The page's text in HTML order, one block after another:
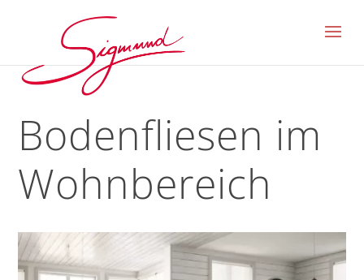
Bodenfliesen im
Wohnbereich